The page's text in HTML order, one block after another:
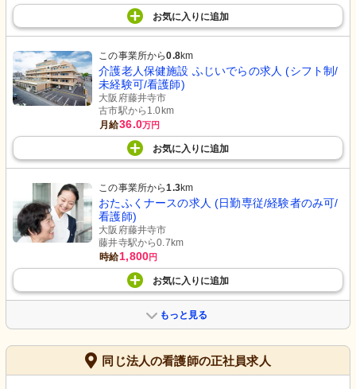
お気に入り に追加
この事業所から0.8km
介護老人保健施設 ふじいでらの求人 (シフト制/
未経験可/看護師)
大阪府藤井寺市
古市駅から1.0km
月給36.0万円
お気に入り に追加
この事業所から1.3km
おたふくナースの求人 (日勤専従/経験者のみ可/
看護師)
大阪府藤井寺市
藤井寺駅から0.7km
時給1,800円
お気に入り に追加
もっと見る
同じ法人の看護師の正社員求人